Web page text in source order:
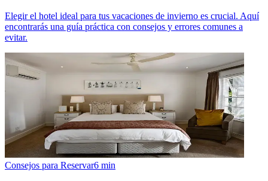
Elegir el hotel ideal para tus vacaciones de invierno es crucial. Aquí
encontrarás una guía práctica con consejos y errores comunes a
evitar.
Consejos para Reservar6 min